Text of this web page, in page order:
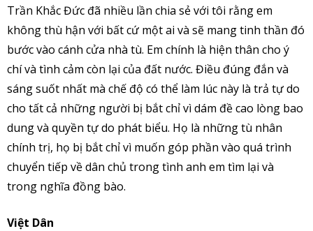
Trần Khắc Đức đã nhiều lần chia sẻ với tôi rằng em
không thù hận với bất cứ một ai và sẽ mang tinh thần đó
bước vào cánh cửa nhà tù. Em chính là hiện thân cho ý
chí và tình cảm còn lại của đất nước. Điều đúng đắn và
sáng suốt nhất mà chế độ có thể làm lúc này là trả tự do
cho tất cả những người bị bắt chỉ vì dám đề cao lòng bao
dung và quyền tự do phát biểu. Họ là những tù nhân
chính trị, họ bị bắt chỉ vì muốn góp phần vào quá trình
chuyển tiếp về dân chủ trong tình anh em tìm lại và
trong nghĩa đồng bào.
Việt Dân